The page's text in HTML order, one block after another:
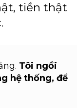
tiền thật
Tôi ngồi
hệ thống, để